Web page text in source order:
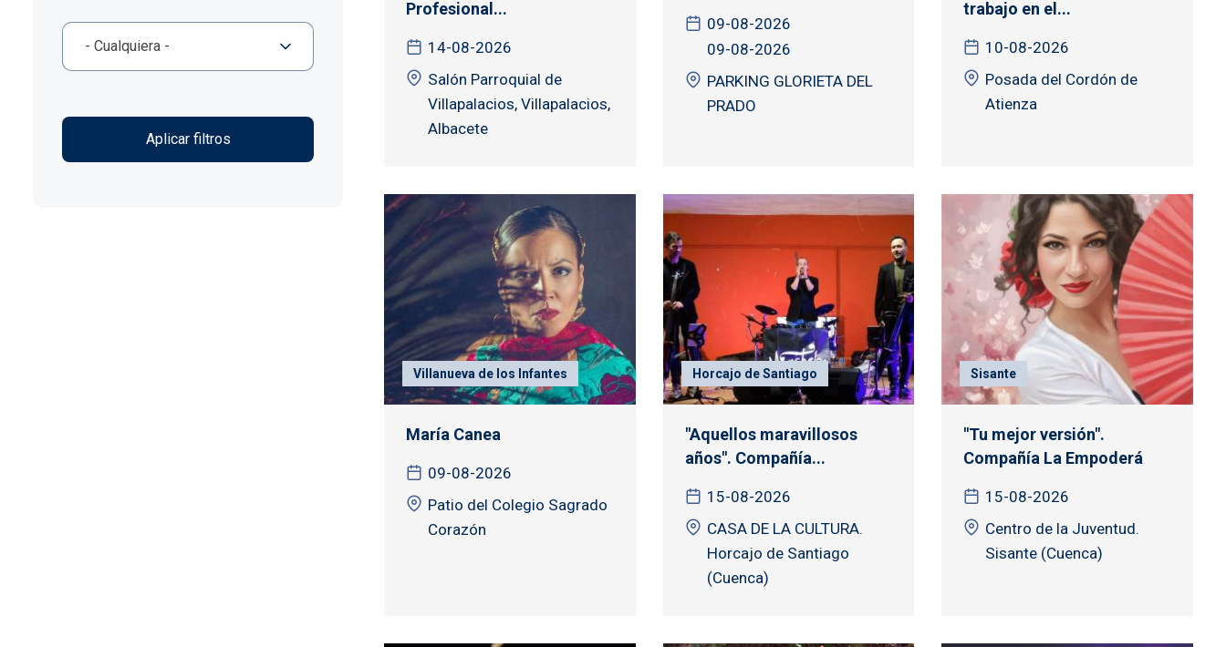
Profesional...
14-08-2026
Salón Parroquial de
Villapalacios, Villapalacios,
Albacete
09-08-2026
09-08-2026
PARKING GLORIETA DEL
PRADO
trabajo en el...
10-08-2026
Posada del Cordón de
Atienza
Villanueva de los Infantes
María Canea
09-08-2026
Patio del Colegio Sagrado
Corazón
Horcajo de Santiago
"Aquellos maravillosos
años". Compañía...
15-08-2026
CASA DE LA CULTURA.
Horcajo de Santiago
(Cuenca)
Sisante
"Tu mejor versión".
Compañía La Empoderá
15-08-2026
Centro de la Juventud.
Sisante (Cuenca)